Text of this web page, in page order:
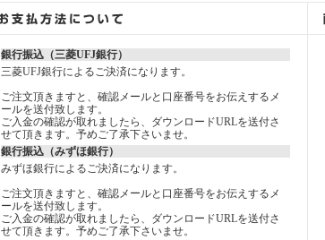
銀行振込（三菱UFJ銀行）
三菱UFJ銀行によるご決済になります。
ご注文頂きますと、確認メールと口座番号をお伝えするメ
ールを送付致します。
ご入金の確認が取れましたら、ダウンロードURLを送付さ
せて頂きます。予めご了承下さいませ。
銀行振込（みずほ銀行）
みずほ銀行によるご決済になります。
ご注文頂きますと、確認メールと口座番号をお伝えするメ
ールを送付致します。
ご入金の確認が取れましたら、ダウンロードURLを送付さ
せて頂きます。予めご了承下さいませ。